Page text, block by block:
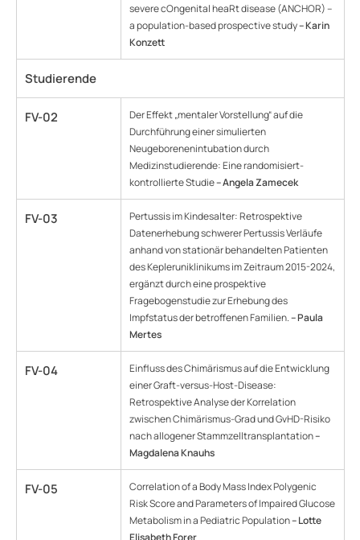
severe cOngenital heaRt disease (ANCHOR) –
a population-based prospective study– Karin
Konzett
Studierende
FV-02
Der Effekt „mentaler Vorstellung“ auf die
Durchführung einer simulierten
Neugeborenenintubation durch
Medizinstudierende: Eine randomisiert-
kontrollierte Studie– Angela Zamecek
FV-03
Pertussis im Kindesalter: Retrospektive
Datenerhebung schwerer Pertussis Verläufe
anhand von stationär behandelten Patienten
des Kepleruniklinikums im Zeitraum 2015-2024,
ergänzt durch eine prospektive
Fragebogenstudie zur Erhebung des
Impfstatus der betroffenen Familien.– Paula
Mertes
FV-04
Einfluss des Chimärismus auf die Entwicklung
einer Graft-versus-Host-Disease:
Retrospektive Analyse der Korrelation
zwischen Chimärismus-Grad und GvHD-Risiko
nach allogener Stammzelltransplantation–
Magdalena Knauhs
FV-05
Correlation of a Body Mass Index Polygenic
Risk Score and Parameters of Impaired Glucose
Metabolism in a Pediatric Population– Lotte
Elisabeth Forer